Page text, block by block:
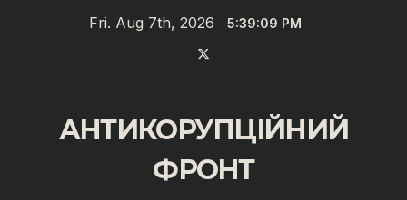
Fri. Aug 7th, 2026 5:39:10 PM
АНТИКОРУПЦІЙНИЙ
ФРОНТ